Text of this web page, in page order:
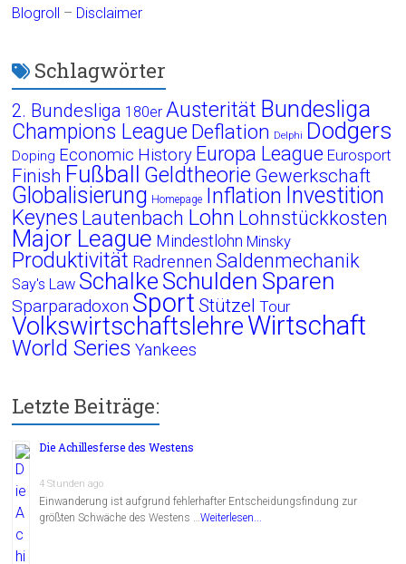
Blogroll – Disclaimer
Schlagwörter
2. Bundesliga 180er Austerität Bundesliga
Champions League Deflation Delphi Dodgers
Doping Economic History Europa League Eurosport
Finish Fußball Geldtheorie Gewerkschaft
Globalisierung Homepage Inflation Investition
Keynes Lautenbach Lohn Lohnstückkosten
Major League Mindestlohn Minsky
Produktivität Radrennen Saldenmechanik
Say's Law Schalke Schulden Sparen
Sparparadoxon Sport Stützel Tour
VolkswirtschaftslehreWirtschaft
World Series Yankees
Letzte Beiträge:
Die Achillesferse des Westens
4 Stunden ago
Einwanderung ist aufgrund fehlerhafter Entscheidungsfindung zur
größten Schwäche des Westens …Weiterlesen...